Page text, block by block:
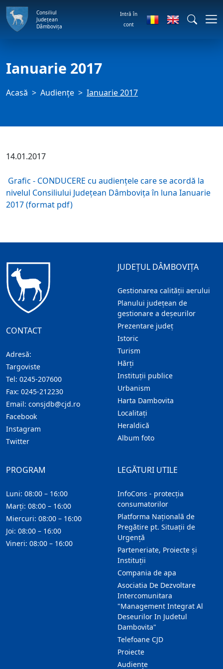
Consiliul
Județean
Dâmbovița
Intră în
cont
Ianuarie 2017
Acasă Audienţe Ianuarie 2017
14.01.2017
Grafic - CONDUCERE cu audiențele care se acordă la
nivelul Consiliului Județean Dâmbovița în luna Ianuarie
2017 (format pdf)
CONTACT
Adresă:
Targoviste
Tel: 0245-207600
Fax: 0245-212230
Email: consjdb@cjd.ro
Facebook
Instagram
Twitter
JUDEȚUL DÂMBOVIȚA
Gestionarea calității aerului
Planului județean de
gestionare a deșeurilor
Prezentare judeţ
Istoric
Turism
Hărţi
Instituţii publice
Urbanism
Harta Dambovita
Localitaţi
Heraldică
Album foto
LEGĂTURI UTILE
InfoCons - protecția
consumatorilor
Platforma Națională de
Pregătire pt. Situații de
Urgență
Parteneriate, Proiecte și
Instituții
Compania de apa
Asociatia De Dezvoltare
Intercomunitara
"Management Integrat Al
Deseurilor In Judetul
Dambovita"
Telefoane CJD
Proiecte
Audienţe
PROGRAM
Luni: 08:00 – 16:00
Marți: 08:00 – 16:00
Miercuri: 08:00 – 16:00
Joi: 08:00 – 16:00
Vineri: 08:00 – 16:00